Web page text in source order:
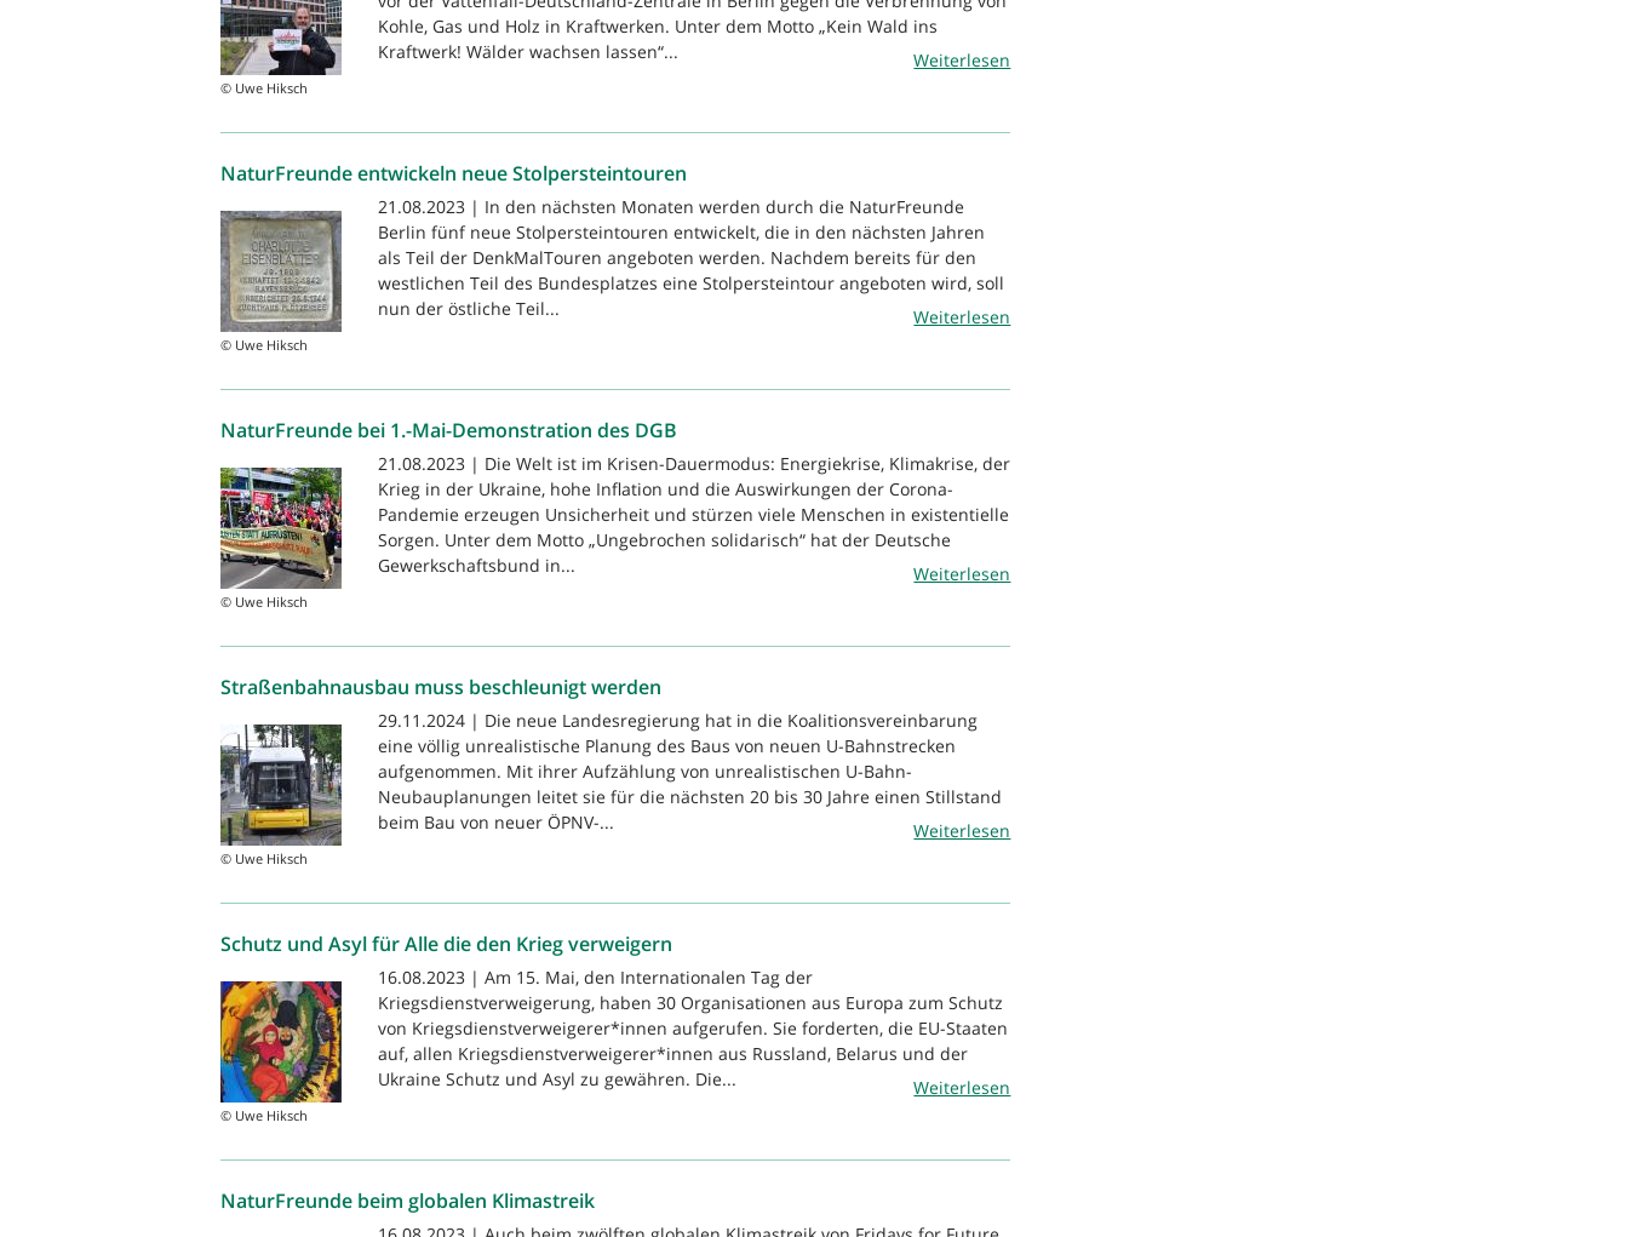
© Uwe Hiksch
Kohle, Gas und Holz in Kraftwerken. Unter dem Motto „Kein Wald ins
Kraftwerk! Wälder wachsen lassen“...
Weiterlesen
NaturFreunde entwickeln neue Stolpersteintouren
© Uwe Hiksch
21.08.2023 | In den nächsten Monaten werden durch die NaturFreunde
Berlin fünf neue Stolpersteintouren entwickelt, die in den nächsten Jahren
als Teil der DenkMalTouren angeboten werden. Nachdem bereits für den
westlichen Teil des Bundesplatzes eine Stolpersteintour angeboten wird, soll
nun der östliche Teil...
Weiterlesen
NaturFreunde bei 1.-Mai-Demonstration des DGB
© Uwe Hiksch
21.08.2023 | Die Welt ist im Krisen-Dauermodus: Energiekrise, Klimakrise, der
Krieg in der Ukraine, hohe Inflation und die Auswirkungen der Corona-
Pandemie erzeugen Unsicherheit und stürzen viele Menschen in existentielle
Sorgen. Unter dem Motto „Ungebrochen solidarisch“ hat der Deutsche
Gewerkschaftsbund in...
Weiterlesen
Straßenbahnausbau muss beschleunigt werden
© Uwe Hiksch
29.11.2024 | Die neue Landesregierung hat in die Koalitionsvereinbarung
eine völlig unrealistische Planung des Baus von neuen U-Bahnstrecken
aufgenommen. Mit ihrer Aufzählung von unrealistischen U-Bahn-
Neubauplanungen leitet sie für die nächsten 20 bis 30 Jahre einen Stillstand
beim Bau von neuer ÖPNV-...
Weiterlesen
Schutz und Asyl für Alle die den Krieg verweigern
© Uwe Hiksch
16.08.2023 | Am 15. Mai, den Internationalen Tag der
Kriegsdienstverweigerung, haben 30 Organisationen aus Europa zum Schutz
von Kriegsdienstverweigerer*innen aufgerufen. Sie forderten, die EU-Staaten
auf, allen Kriegsdienstverweigerer*innen aus Russland, Belarus und der
Ukraine Schutz und Asyl zu gewähren. Die...
Weiterlesen
NaturFreunde beim globalen Klimastreik